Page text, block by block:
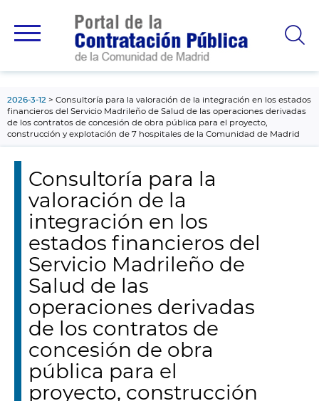
principal
2026-3-12
Consultoría para la valoración de la integración en los estados
financieros del Servicio Madrileño de Salud de las operaciones derivadas
de los contratos de concesión de obra pública para el proyecto,
construcción y explotación de 7 hospitales de la Comunidad de Madrid
Consultoría para la
valoración de la
integración en los
estados financieros del
Servicio Madrileño de
Salud de las
operaciones derivadas
de los contratos de
concesión de obra
pública para el
proyecto, construcción